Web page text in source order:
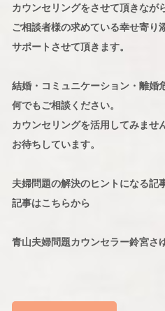
カウンセリングをさせて頂きなが
ご相談者様の求めている幸せ寄り
サポートさせて頂きます。
結婚・コミュニケーション・離婚
何でもご相談ください。
カウンセリングを活用してみませ
お待ちしています。
夫婦問題の解決のヒントになる記
記事はこちらから
青山夫婦問題カウンセラー鈴宮さ